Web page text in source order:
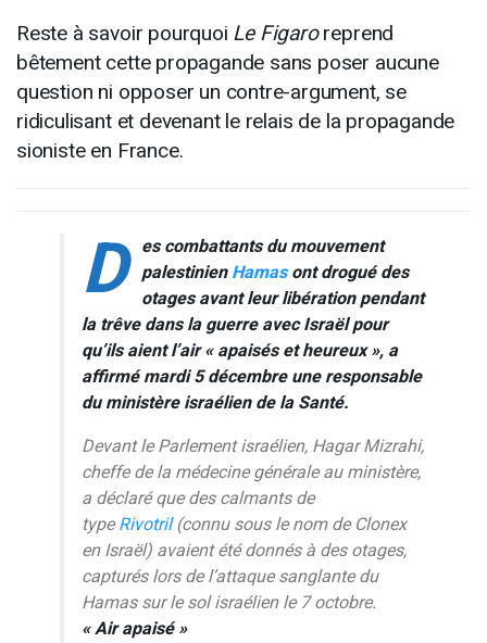
Reste à savoir pourquoi Le Figaroreprend
bêtement cette propagande sans poser aucune
question ni opposer un contre-argument, se
ridiculisant et devenant le relais de la propagande
sioniste en France.
D es combattants du mouvement
palestinienHamasont drogué des
otages avant leur libération pendant
la trêve dans la guerre avec Israël pour
qu’ils aient l’air «apaisés et heureux», a
affirmé mardi 5 décembre une responsable
du ministère israélien de la Santé.
Devant le Parlement israélien, Hagar Mizrahi,
cheffe de la médecine générale au ministère,
a déclaré que des calmants de
typeRivotril(connu sous le nom de Clonex
en Israël) avaient été donnés à des otages,
capturés lors de l’attaque sanglante du
Hamas sur le sol israélien le 7 octobre.
« Air apaisé »